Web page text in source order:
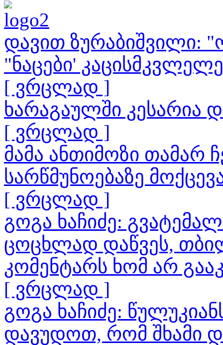
დავით ზურაბიშვილი:
"ნაცები'
[ ვრცლად ]
ხარაგაულში კესარია
[ ვრცლად ]
მამა ანთიმოზი თამარ
სარწმუნოებაზე
[ ვრცლად ]
გოგა ხაჩიძე:
ცოცხლად დაწვეს,
კომენტარს ხომ არ
[ ვრცლად ]
გოგა ხაჩიძე:
დავუდოთ, რომ შხამი